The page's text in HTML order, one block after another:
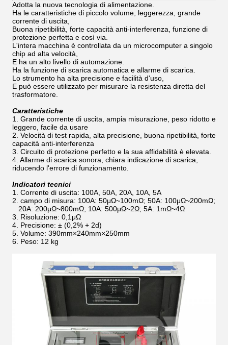
Adotta la nuova tecnologia di alimentazione.
Ha le caratteristiche di piccolo volume, leggerezza, grande
corrente di uscita,
Buona ripetibilità, forte capacità anti-interferenza, funzione di
protezione perfetta e così via.
L'intera macchina è controllata da un microcomputer a singolo
chip ad alta velocità,
E ha un alto livello di automazione.
Ha la funzione di scarica automatica e allarme di scarica.
Lo strumento ha alta precisione e facilità d'uso,
E può essere utilizzato per misurare la resistenza diretta del
trasformatore.
Caratteristiche
1. Grande corrente di uscita, ampia misurazione, peso ridotto e
leggero, facile da usare
2. Velocità di test rapida, alta precisione, buona ripetibilità, forte
capacità anti-interferenza
3. Circuito di protezione perfetto e la sua affidabilità è elevata.
4. Allarme di scarica sonora, chiara indicazione di scarica,
riducendo l'errore di funzionamento.
Indicatori tecnici
1. Corrente di uscita: 100A, 50A, 20A, 10A, 5A
2. campo di misura: 100A: 50μΩ~100mΩ; 50A: 100μΩ~200mΩ;
20A: 200μΩ~800mΩ; 10A: 500μΩ~2Ω; 5A: 1mΩ~4Ω
3. Risoluzione: 0,1μΩ
4. Precisione: ± (0,2% + 2d)
5. Volume: 390mm×240mm×250mm
6. Peso: 12 kg